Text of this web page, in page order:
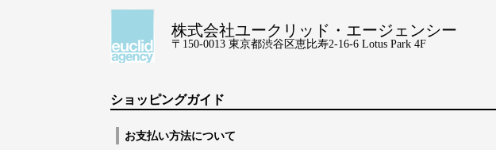
株式会社ユークリッド・エージェンシー
〒150-0013 東京都渋谷区恵比寿2-16-6 Lotus Park 4F
ショッピングガイド
お支払い方法について